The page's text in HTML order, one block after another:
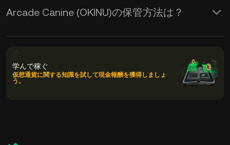
Arcade Canine (OKINU)の保管方法は？
学んで稼ぐ
仮想通貨に関する知識を試して現金報酬を獲得しましょ
う。